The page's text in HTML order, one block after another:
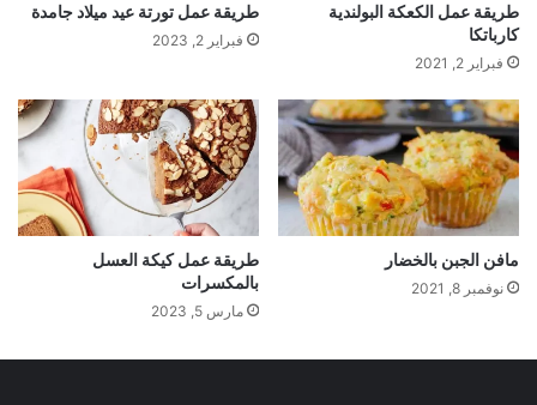
طريقة عمل الكعكة البولندية
كارباتكا
فبراير 2, 2021
طريقة عمل تورتة عيد ميلاد جامدة
فبراير 2, 2023
مافن الجبن بالخضار
نوفمبر 8, 2021
طريقة عمل كيكة العسل
بالمكسرات
مارس 5, 2023